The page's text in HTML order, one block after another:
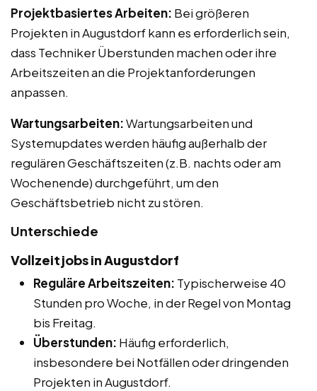
Projektbasiertes Arbeiten: Bei größeren
Projekten in Augustdorf kann es erforderlich sein,
dass Techniker Überstunden machen oder ihre
Arbeitszeiten an die Projektanforderungen
anpassen.
Wartungsarbeiten:Wartungsarbeiten und
Systemupdates werden häufig außerhalb der
regulären Geschäftszeiten (z.B. nachts oder am
Wochenende) durchgeführt, um den
Geschäftsbetrieb nicht zu stören.
Unterschiede
Vollzeitjobs in Augustdorf
Reguläre Arbeitszeiten: Typischerweise 40
Stunden pro Woche, in der Regel von Montag
bis Freitag.
Überstunden: Häufig erforderlich,
insbesondere bei Notfällen oder dringenden
Projekten in Augustdorf.